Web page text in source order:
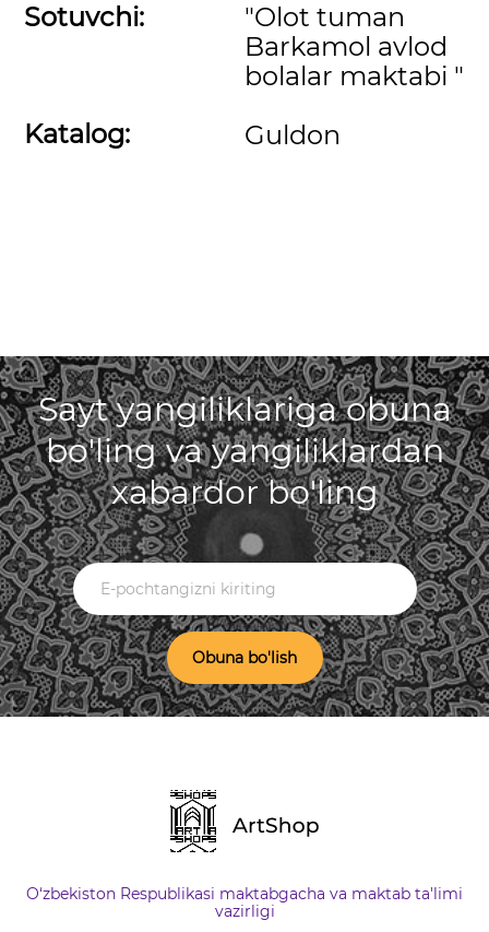
Sotuvchi:
Katalog:
"Olot tuman
Barkamol avlod
bolalar maktabi "
Guldon
Sayt yangiliklariga obuna
bo'ling va yangiliklardan
xabardor bo'ling
Obuna bo'lish
O‘zbekiston Respublikasi maktabgacha va maktab ta'limi
vazirligi